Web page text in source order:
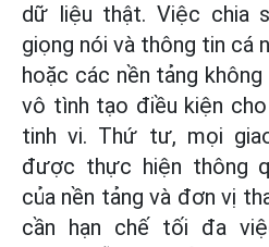
dữ liệu thật. Việc chia
giọng nói và thông tin cá
hoặc các nền tảng
vô tình tạo điều kiện
tinh vi. Thứ tư, mọi
được thực hiện thông
của nền tảng và đơn vị
cần hạn chế tối đa